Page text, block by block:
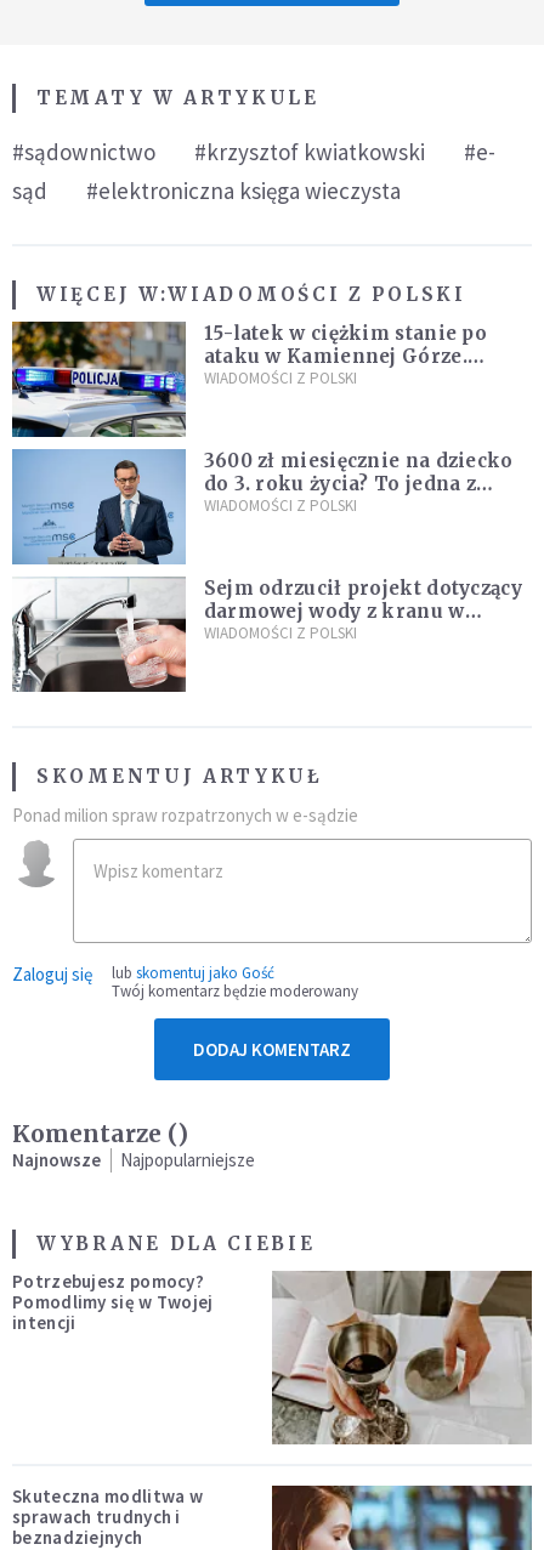
TEMATY W ARTYKULE
#sądownictwo #krzysztof kwiatkowski
#e-
sąd
#elektroniczna księga wieczysta
WIĘCEJ W:WIADOMOŚCI Z POLSKI
15-latek w ciężkim stanie po
ataku w Kamiennej Górze.
Policja zatrzymała dwóch
WIADOMOŚCI Z POLSKI
3600 zł miesięcznie na dziecko
do 3. roku życia? To jedna z
propozycji programu "Rozwój
WIADOMOŚCI Z POLSKI
Sejm odrzucił projekt dotyczący
darmowej wody z kranu w
restauracjach
WIADOMOŚCI Z POLSKI
SKOMENTUJ ARTYKUŁ
Ponad milion spraw rozpatrzonych w e-sądzie
Zaloguj się lub skomentuj jako Gość
Twój komentarz będzie moderowany
DODAJ KOMENTARZ
Komentarze ()
Najnowsze Najpopularniejsze
WYBRANE DLA CIEBIE
Potrzebujesz pomocy?
Pomodlimy się w Twojej
intencji
Skuteczna modlitwa w
sprawach trudnych i
beznadziejnych